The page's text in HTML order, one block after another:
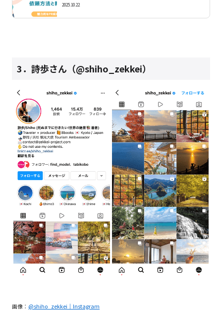
2025.10.22
3．詩歩さん（@shiho_zekkei）
画像： @shiho_zekkei｜Instagram